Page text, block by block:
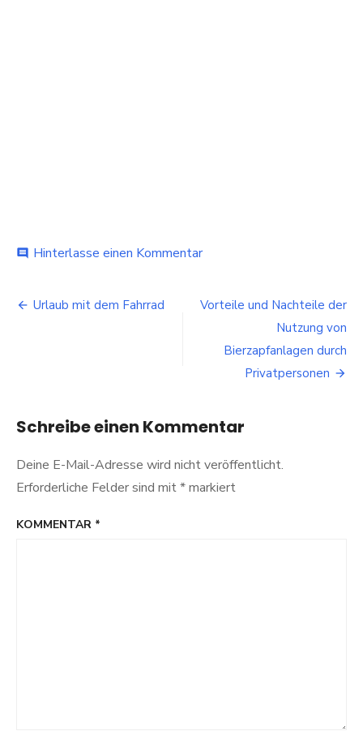
comment Hinterlasse einen Kommentarbei
Heidelberg
Beitragsnavigation
Urlaub mit dem Fahrrad
Vorteile und Nachteile der
Nutzung von
Bierzapfanlagen durch
Privatpersonen
Schreibe einen Kommentar
Deine E-Mail-Adresse wird nicht veröffentlicht.
Erforderliche Felder sind mit*markiert
KOMMENTAR *